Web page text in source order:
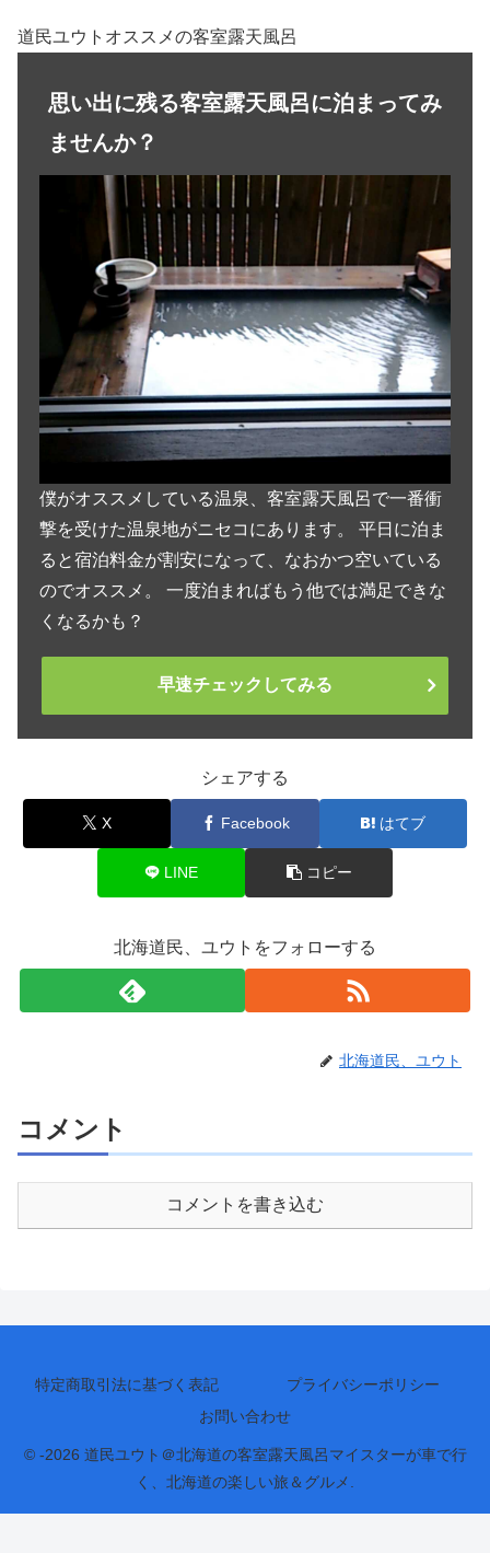
道民ユウトオススメの客室露天風呂
思い出に残る客室露天風呂に泊まってみ
ませんか？
僕がオススメしている温泉、客室露天風呂で一番衝
撃を受けた温泉地がニセコにあります。 平日に泊ま
ると宿泊料金が割安になって、なおかつ空いている
のでオススメ。 一度泊まればもう他では満足できな
くなるかも？
早速チェックしてみる
シェアする
X Facebook はてブ
LINE コピー
北海道民、ユウトをフォローする
北海道民、ユウト
コメント
コメントを書き込む
特定商取引法に基づく表記
プライバシーポリシー
お問い合わせ
© -2026 道民ユウト＠北海道の客室露天風呂マイスターが車で行
く、北海道の楽しい旅＆グルメ.